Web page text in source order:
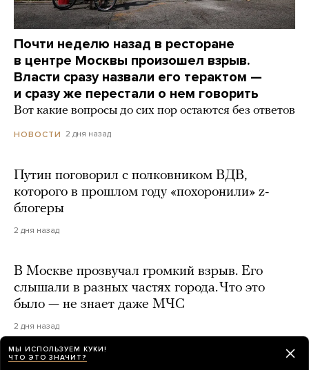
Почти неделю назад в ресторане
в центре Москвы произошел взрыв.
Власти сразу назвали его терактом —
и сразу же перестали о нем говорить
Вот какие вопросы до сих пор остаются без ответов
НОВОСТИ 2 дня назад
Путин поговорил с полковником ВДВ,
которого в прошлом году «похоронили» z-
блогеры
2 дня назад
В Москве прозвучал громкий взрыв. Его
слышали в разных частях города. Что это
было — не знает даже МЧС
2 дня назад
МЫ ИСПОЛЬЗУЕМ КУКИ!
ЧТО ЭТО ЗНАЧИТ?